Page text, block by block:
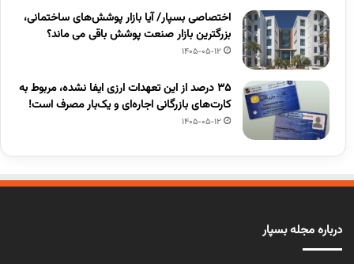
اختصاصی بسپار/ آیا بازار پوشش‌های ساختمانی،
بزرگترین بازار صنعت پوشش باقی می ماند؟
1405-05-12
۳۵ درصد از این تعهدات ارزی ایفا نشده، مربوط به
کارت‌های بازرگانی اجاره‌ای و یک‌بار مصرف است!
1405-05-12
درباره مجله بسپار